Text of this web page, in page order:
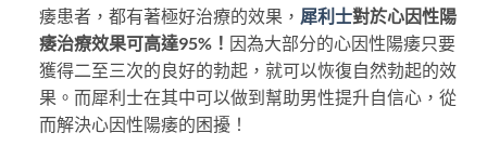
痿患者，都有著極好治療的效果， 犀利士對於心因性陽
痿治療效果可高達95%！ 因為大部分的心因性陽痿只要
獲得二至三次的良好的勃起，就可以恢復自然勃起的效
果。而犀利士在其中可以做到幫助男性提升自信心，從
而解決心因性陽痿的困擾！